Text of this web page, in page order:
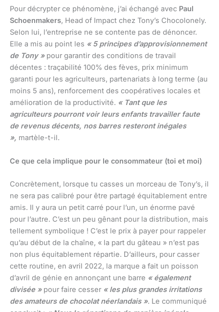
Pour décrypter ce phénomène, j’ai échangé avec Paul
Schoenmakers, Head of Impact chez Tony’s Chocolonely.
Selon lui, l’entreprise ne se contente pas de dénoncer.
Elle a mis au point les « 5 principes d’approvisionnement
de Tony »pour garantir des conditions de travail
décentes : traçabilité 100% des fèves, prix minimum
garanti pour les agriculteurs, partenariats à long terme (au
moins 5 ans), renforcement des coopératives locales et
amélioration de la productivité. « Tant que les
agriculteurs pourront voir leurs enfants travailler faute
de revenus décents, nos barres resteront inégales
», martèle-t-il.
Ce que cela implique pour le consommateur (toi et moi)
Concrètement, lorsque tu casses un morceau de Tony’s, il
ne sera pas calibré pour être partagé équitablement entre
amis. Il y aura un petit carré pour l’un, un énorme pavé
pour l’autre. C’est un peu gênant pour la distribution, mais
tellement symbolique ! C’est le prix à payer pour rappeler
qu’au début de la chaîne, « la part du gâteau » n’est pas
non plus équitablement répartie. D’ailleurs, pour casser
cette routine, en avril 2022, la marque a fait un poisson
d’avril de génie en annonçant une barre « également
divisée »pour faire cesser « les plus grandes irritations
des amateurs de chocolat néerlandais ». Le communiqué